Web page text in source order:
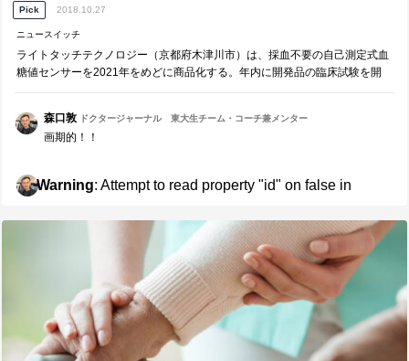
Pick 2018.10.27
ニュースイッチ
ライトタッチテクノロジー（京都府木津川市）は、採血不要の自己測定式血
糖値センサーを2021年をめどに商品化する。年内に開発品の臨床試験を開
森口敦 ドクタージャーナル 東大生チーム・コーチ兼メンター
画期的！！
Warning: Attempt to read property "id" on false in
content/themes/journal/template-parts/pickers.php